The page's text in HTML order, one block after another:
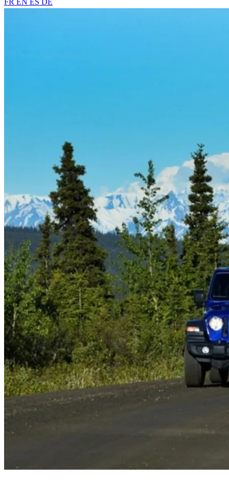
FR EN ES DE